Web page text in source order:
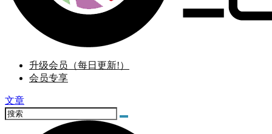
升级会员（每日更新!）
会员专享
文章